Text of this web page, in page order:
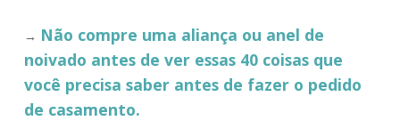
→ Não compre uma aliança ou anel de
noivado antes de ver essas 40 coisas que
você precisa saber antes de fazer o pedido
de casamento.